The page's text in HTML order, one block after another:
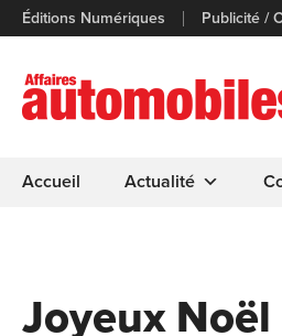
Éditions Numériques Publicité /
Accueil Actualité
Joyeux Noël